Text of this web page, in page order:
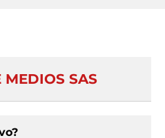
MEDIOS SAS